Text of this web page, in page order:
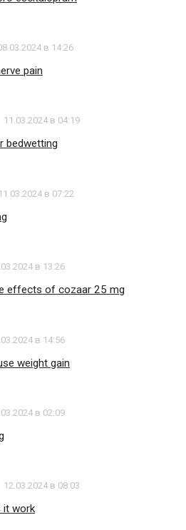
в 14:26
pain
11.03.2024 в 04:19
bedwetting
в 07:22
в 13:26
effects of cozaar 25 mg
в 14:56
weight gain
в 02:09
12.03.2024 в 08:03
it work